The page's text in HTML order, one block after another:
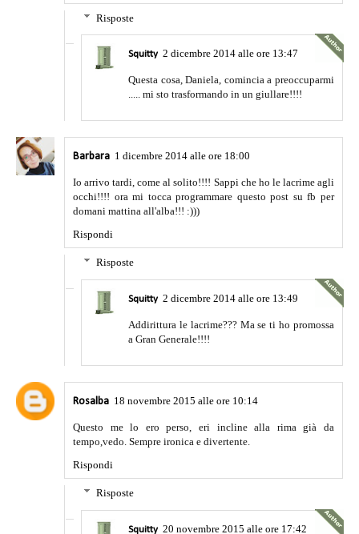
Risposte
Squitty 2 dicembre 2014 alle ore 13:47
Questa cosa, Daniela, comincia a preoccuparmi
..... mi sto trasformando in un giullare!!!!
Barbara 1 dicembre 2014 alle ore 18:00
Io arrivo tardi, come al solito!!!! Sappi che ho le lacrime agli
occhi!!!! ora mi tocca programmare questo post su fb per
domani mattina all'alba!!! :)))
Rispondi
Risposte
Squitty 2 dicembre 2014 alle ore 13:49
Addirittura le lacrime??? Ma se ti ho promossa
a Gran Generale!!!!
Rosalba 18 novembre 2015 alle ore 10:14
Questo me lo ero perso, eri incline alla rima già da
tempo,vedo. Sempre ironica e divertente.
Rispondi
Risposte
Squitty 20 novembre 2015 alle ore 17:42